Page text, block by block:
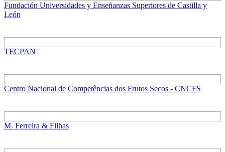
Fundación Universidades y Enseñanzas Superiores de Castilla y
León
TECPAN
Centro Nacional de Competências dos Frutos Secos - CNCFS
M. Ferreira & Filhas